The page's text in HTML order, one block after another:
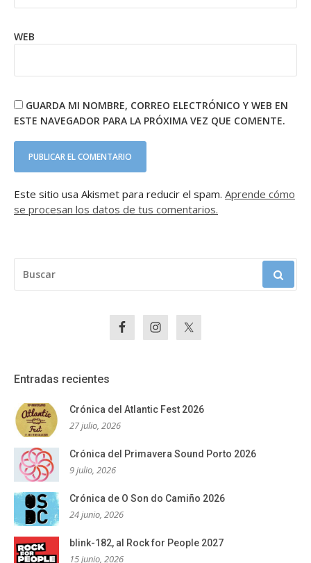
WEB
GUARDA MI NOMBRE, CORREO ELECTRÓNICO Y WEB EN
ESTE NAVEGADOR PARA LA PRÓXIMA VEZ QUE COMENTE.
Este sitio usa Akismet para reducir el spam. Aprende cómo
se procesan los datos de tus comentarios.
Entradas recientes
Crónica del Atlantic Fest 2026
27 julio, 2026
Crónica del Primavera Sound Porto 2026
9 julio, 2026
Crónica de O Son do Camiño 2026
24 junio, 2026
blink-182, al Rock for People 2027
15 junio, 2026